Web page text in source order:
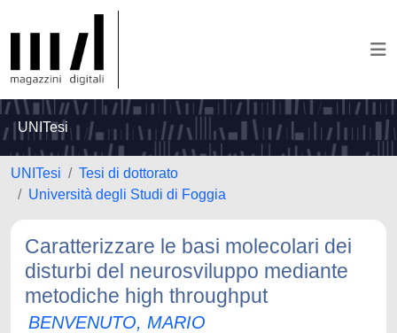
UNITesi
UNITesi
Tesi di dottorato
Università degli Studi di Foggia
Caratterizzare le basi molecolari dei
disturbi del neurosviluppo mediante
metodiche high throughput
BENVENUTO, MARIO